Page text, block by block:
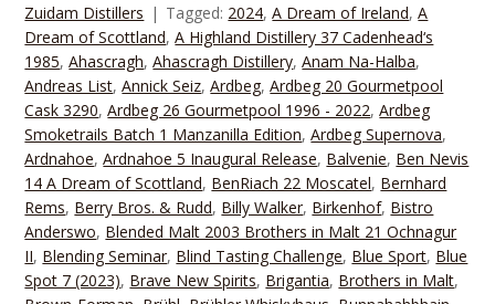
Zuidam Distillers
Tagged: 2024,A Dream of Ireland,A
Dream of Scottland,A Highland Distillery 37 Cadenhead‘s
1985,Ahascragh,Ahascragh Distillery,Anam Na-Halba,
Andreas List,Annick Seiz,Ardbeg,Ardbeg 20 Gourmetpool
Cask 3290,Ardbeg 26 Gourmetpool 1996 - 2022,Ardbeg
Smoketrails Batch 1 Manzanilla Edition,Ardbeg Supernova,
Ardnahoe,Ardnahoe 5 Inaugural Release, Balvenie, Ben Nevis
14 A Dream of Scottland, BenRiach 22 Moscatel, Bernhard
Rems, Berry Bros. & Rudd, Billy Walker, Birkenhof, Bistro
Anderswo, Blended Malt 2003 Brothers in Malt 21 Ochnagur
II, Blending Seminar, Blind Tasting Challenge, Blue Sport, Blue
Spot 7 (2023), Brave New Spirits, Brigantia, Brothers in Malt,